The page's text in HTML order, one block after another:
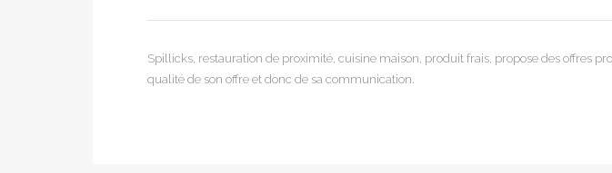
Spillicks, restauration de proximité, cuisine maison, produit frais, propose des offres
qualité de son offre et donc de sa communication.